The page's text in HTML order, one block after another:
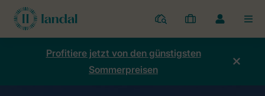
Ferienparks
Meine
Buchungen
Dropdown-
Menü
Kontos
Profitiere jetzt von den günstigsten
Sommerpreisen